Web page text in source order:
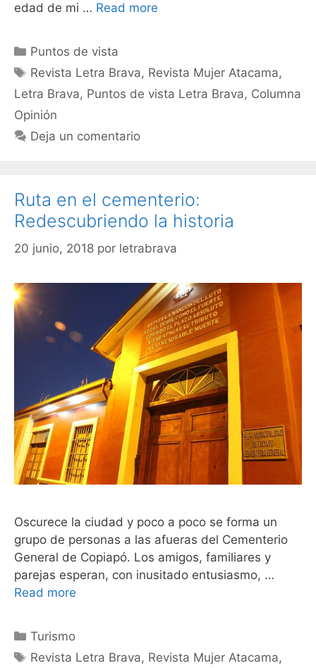
edad de mi … Read more
Puntos de vista
Revista Letra Brava, Revista Mujer Atacama,
Letra Brava, Puntos de vista Letra Brava, Columna
Opinión
Deja un comentario
Ruta en el cementerio:
Redescubriendo la historia
20 junio, 2018 por letrabrava
Oscurece la ciudad y poco a poco se forma un
grupo de personas a las afueras del Cementerio
General de Copiapó. Los amigos, familiares y
parejas esperan, con inusitado entusiasmo, …
Read more
Turismo
Revista Letra Brava, Revista Mujer Atacama,